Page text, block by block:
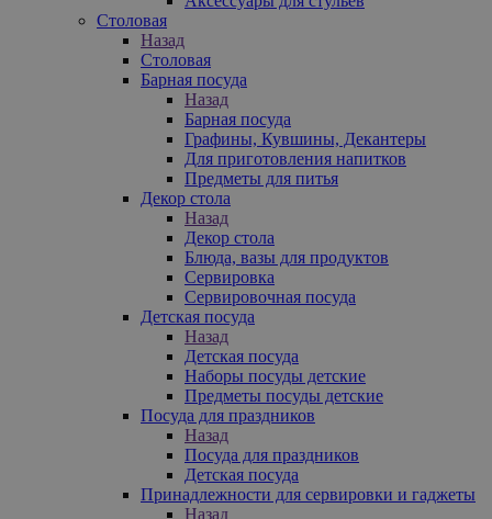
Столовая
Назад
Столовая
Барная посуда
Назад
Барная посуда
Графины, Кувшины, Декантеры
Для приготовления напитков
Предметы для питья
Декор стола
Назад
Декор стола
Блюда, вазы для продуктов
Сервировка
Сервировочная посуда
Детская посуда
Назад
Детская посуда
Наборы посуды детские
Предметы посуды детские
Посуда для праздников
Назад
Посуда для праздников
Детская посуда
Принадлежности для сервировки и гаджеты
Назад